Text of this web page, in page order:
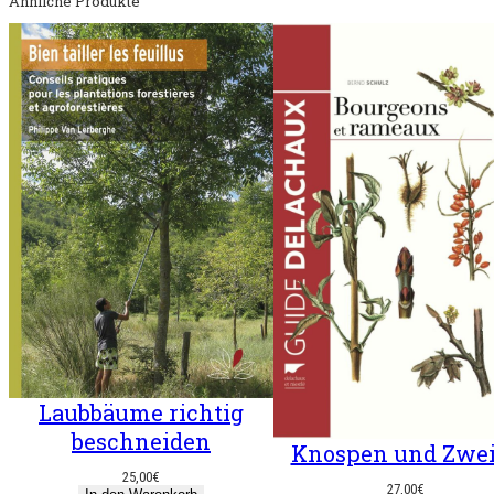
Laubbäume richtig
beschneiden
25,00€
Knospen und
27,00€